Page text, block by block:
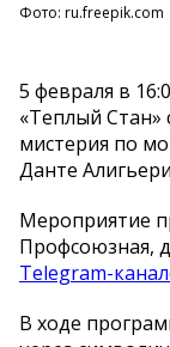
Фото: ru.freepik.com
5 февраля в
«Теплый Стан»
мистерия по
Данте
Мероприятие
Профсоюзная,
Telegram-
В ходе